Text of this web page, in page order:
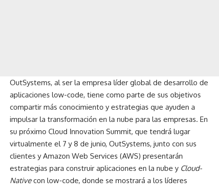
OutSystems, al ser la empresa líder global de desarrollo de
aplicaciones low-code, tiene como parte de sus objetivos
compartir más conocimiento y estrategias que ayuden a
impulsar la transformación en la nube para las empresas. En
su próximo Cloud Innovation Summit, que tendrá lugar
virtualmente el 7 y 8 de junio, OutSystems, junto con sus
clientes y Amazon Web Services (AWS) presentarán
estrategias para construir aplicaciones en la nube y Cloud-
Nativecon low-code, donde se mostrará a los líderes